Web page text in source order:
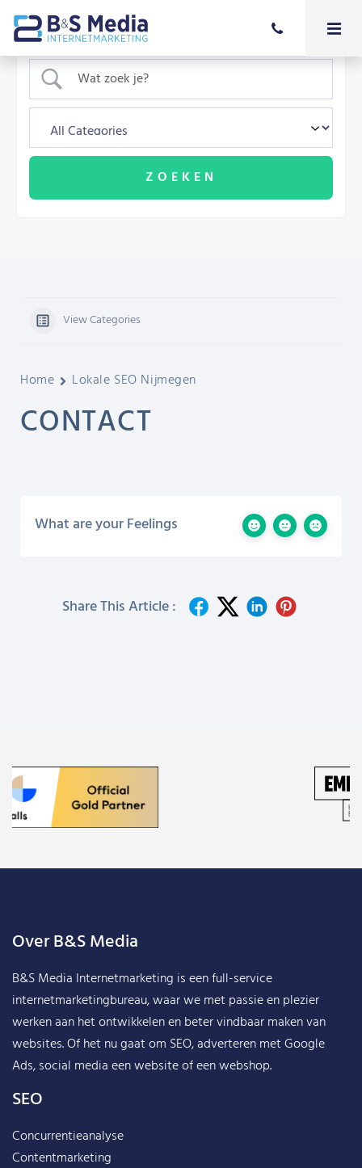
View Categories
Home Lokale SEO Nijmegen
CONTACT
What are your Feelings
Share This Article :
Over B&S Media
B&S Media Internetmarketing is een full-service
internetmarketingbureau, waar we met passie en plezier
werken aan het ontwikkelen en beter vindbaar maken van
websites. Of het nu gaat om SEO, adverteren met Google
Ads, social media een website of een webshop.
SEO
Concurrentieanalyse
Contentmarketing